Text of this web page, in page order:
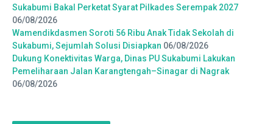
Sukabumi Bakal Perketat Syarat Pilkades Serempak 2027
06/08/2026
Wamendikdasmen Soroti 56 Ribu Anak Tidak Sekolah di
Sukabumi, Sejumlah Solusi Disiapkan 06/08/2026
Dukung Konektivitas Warga, Dinas PU Sukabumi Lakukan
Pemeliharaan Jalan Karangtengah–Sinagar di Nagrak
06/08/2026